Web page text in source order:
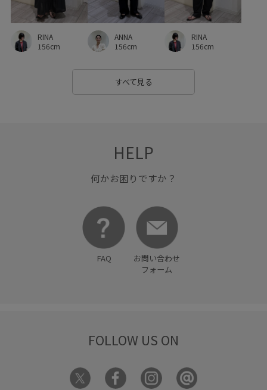
RINA
156cm
ANNA
156cm
RINA
156cm
すべて見る
HELP
何かお困りですか？
FAQ
お問い合わせ
フォーム
FOLLOW US ON